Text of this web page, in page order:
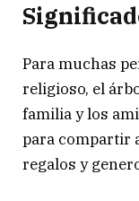
Para muchas
religioso, el
familia y los
para compartir
regalos y